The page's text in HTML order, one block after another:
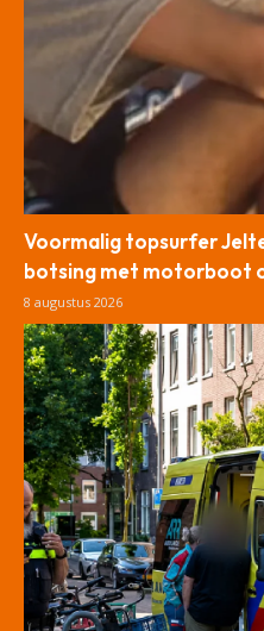
Voormalig topsurfer
botsing met motorboot
8 augustus 2026